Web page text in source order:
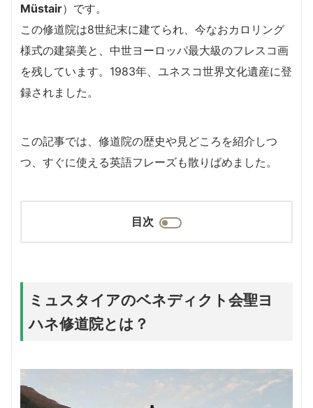
Müstair）です。
この修道院は8世紀末に建てられ、今なおカロリング
様式の建築美と、中世ヨーロッパ最大級のフレスコ画
を残しています。1983年、ユネスコ世界文化遺産に登
録されました。
この記事では、修道院の歴史や見どころを紹介しつ
つ、すぐに使える英語フレーズも散りばめました。
目次
ミュスタイアのベネディクト会聖ヨ
ハネ修道院とは？